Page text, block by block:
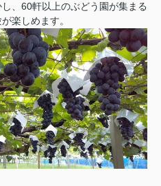
、60軒以上のぶどう園が集まる
楽しめます。